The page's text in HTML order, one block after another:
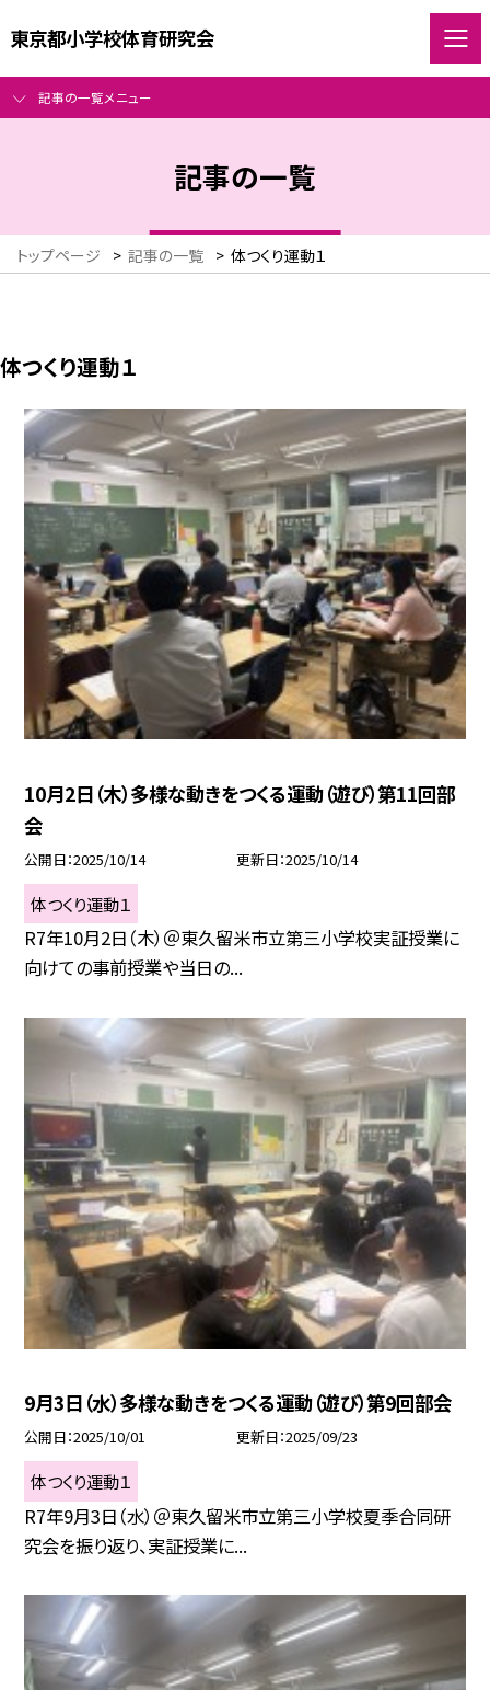
東京都小学校体育研究会
記事の一覧メニュー
記事の一覧
トップページ > 記事の一覧 > 体つくり運動１
体つくり運動１
10月2日（木）多様な動きをつくる運動（遊び）第11回部
会
公開日 2025/10/14 更新日 2025/10/14
体つくり運動１
R7年10月2日（木）＠東久留米市立第三小学校実証授業に
向けての事前授業や当日の...
9月3日（水）多様な動きをつくる運動（遊び）第9回部会
公開日 2025/10/01 更新日 2025/09/23
体つくり運動１
R7年9月3日（水）＠東久留米市立第三小学校夏季合同研
究会を振り返り、実証授業に...